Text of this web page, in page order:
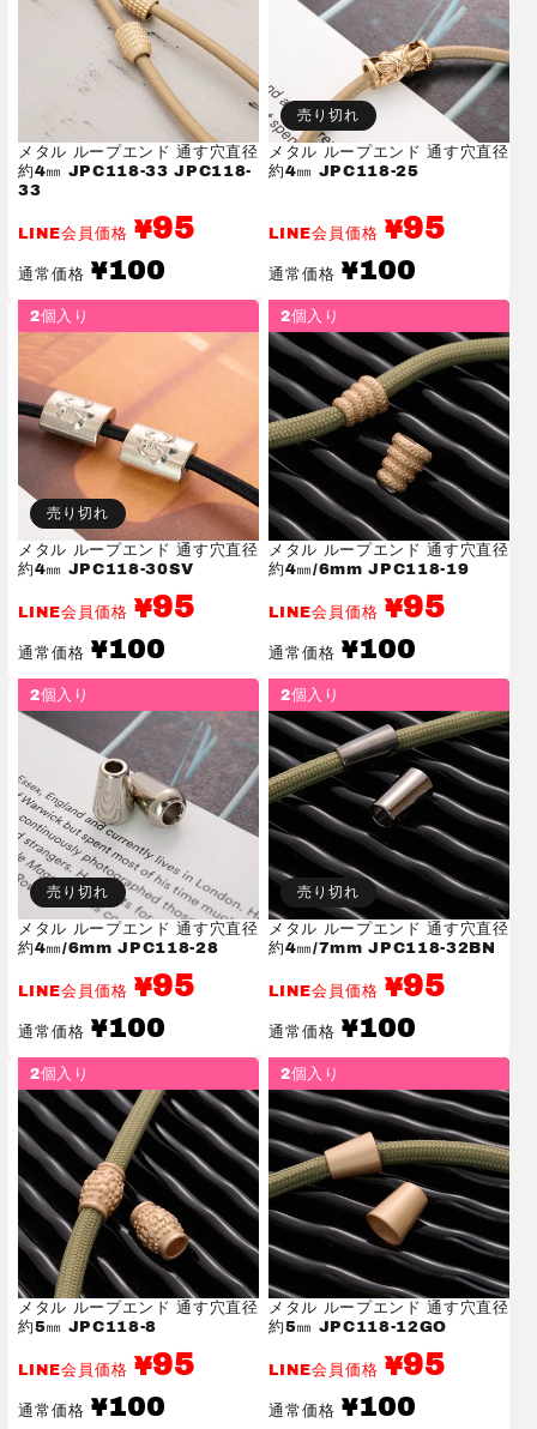
メタル ループエンド 通す穴直径
約4㎜ JPC118-33 JPC118-
33
LINE会員価格 ¥95
通常価格
通
常
価
¥100
売り切れ
メタル ループエンド 通す穴直径
約4㎜ JPC118-25
LINE会員価格 ¥95
通常価格
通
常
価
¥100
2個入り
売り切れ
メタル ループエンド 通す穴直径
約4㎜ JPC118-30SV
LINE会員価格 ¥95
通常価格
通
常
価
¥100
2個入り
メタル ループエンド 通す穴直径
約4㎜/6mm JPC118-19
LINE会員価格 ¥95
通常価格
通
常
価
¥100
2個入り
売り切れ
メタル ループエンド 通す穴直径
約4㎜/6mm JPC118-28
LINE会員価格 ¥95
通常価格
通
常
価
¥100
2個入り
売り切れ
メタル ループエンド 通す穴直径
約4㎜/7mm JPC118-32BN
LINE会員価格 ¥95
通常価格
通
常
価
¥100
2個入り
メタル ループエンド 通す穴直径
約5㎜ JPC118-8
LINE会員価格 ¥95
通常価格
通
常
¥100
2個入り
メタル ループエンド 通す穴直径
約5㎜ JPC118-12GO
LINE会員価格 ¥95
通常価格
通
常
¥100